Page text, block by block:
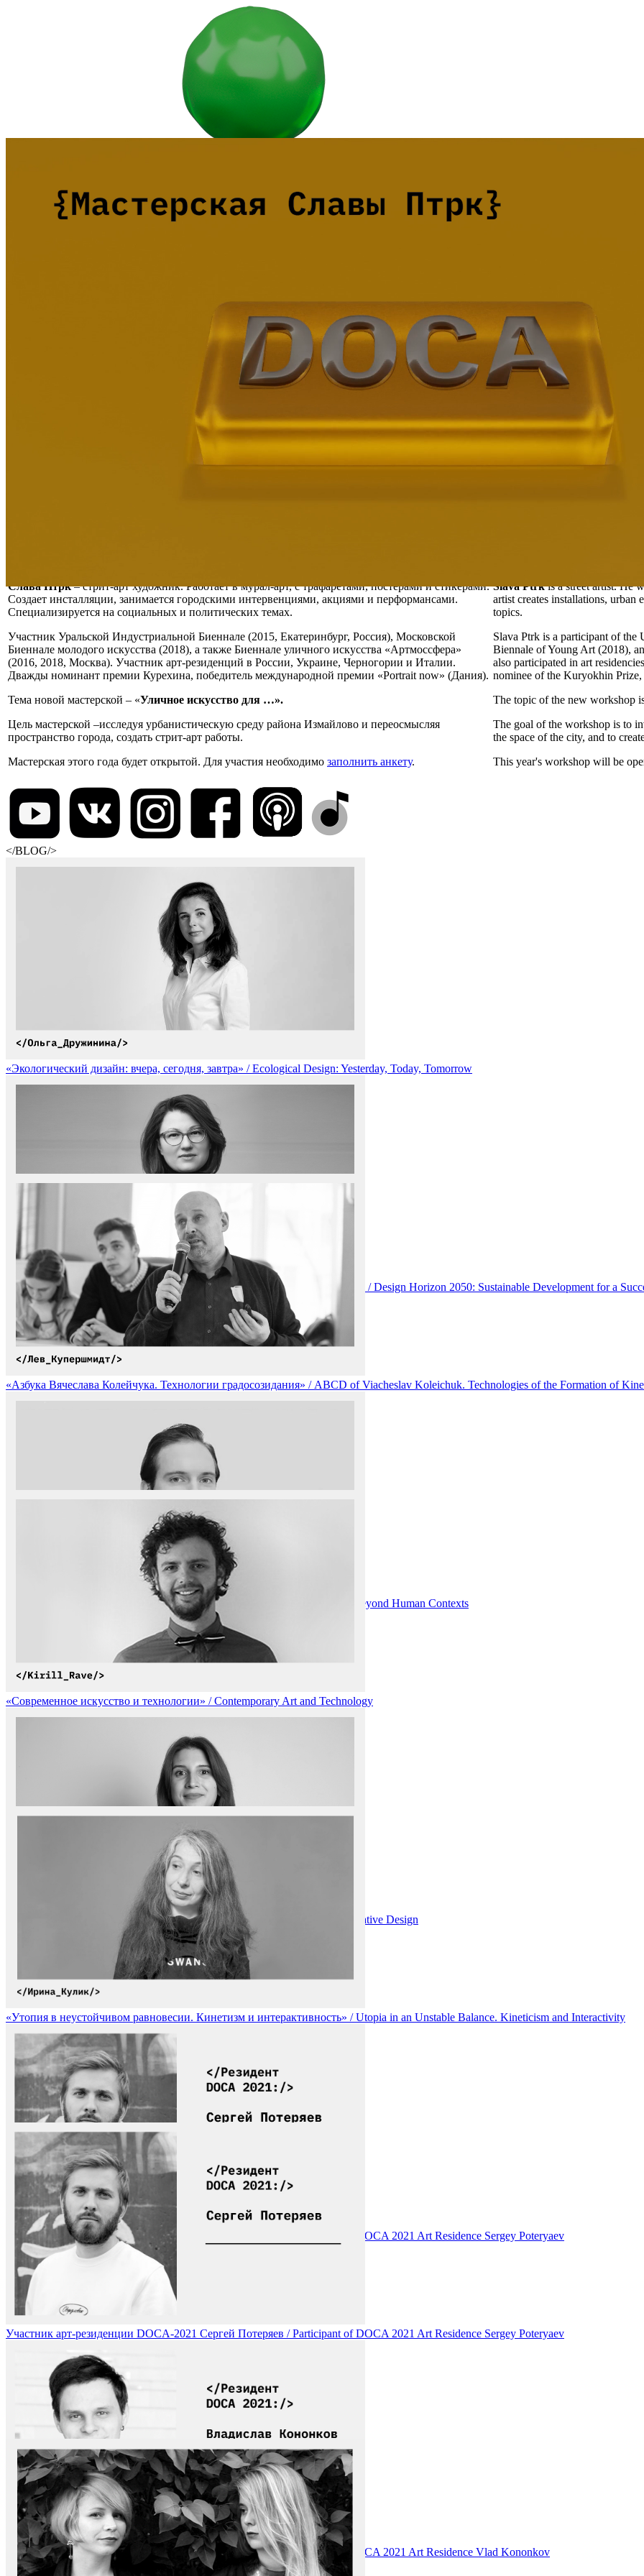
Слава Птрк– стрит-арт художник. Работает в мурал-арт, с трафаретами, постерами и стикерами.
Создает инсталляции, занимается городскими интервенциями, акциями и перформансами.
Специализируется на социальных и политических темах.
Участник Уральской Индустриальной Биеннале (2015, Екатеринбург, Россия), Московской
Биеннале молодого искусства (2018), а также Биеннале уличного искусства «Артмоссфера»
(2016, 2018, Москва). Участник арт-резиденций в России, Украине, Черногории и Италии.
Дважды номинант премии Курехина, победитель международной премии «Portrait now» (Дания).
Тема новой мастерской – «Уличное искусство для …».
Цель мастерской –исследуя урбанистическую среду района Измайлово и переосмысляя
пространство города, создать стрит-арт работы.
Мастерская этого года будет открытой. Для участия необходимо заполнить анкету.
Slava Ptrkis a street artist. He
artist creates installations, urban
topics.
Slava Ptrk is a participant of the
Biennale of Young Art (2018),
also participated in art
nominee of the Kuryokhin
The topic of the new workshop
The goal of the workshop is to
the space of the city, and to
This year's workshop will be
</BLOG/>
«Экологический дизайн: вчера, сегодня, завтра» / Ecological Design: Yesterday, Today, Tomorrow
«Горизонт дизайна 2050: устойчивое развитие для успешного будущего» / Design Horizon 2050: Sustainable Development for a
«Азбука Вячеслава Колейчука. Технологии градосозидания» / ABCD of Viacheslav Koleichuk. Technologies of the Formation of
«Аспект человеческого вне человеческих контекстов» / Human Aspect Beyond Human Contexts
«Современное искусство и технологии» / Contemporary Art and Technology
«Биомимикрия и генеративное проектирование» / Biomimicry and Generative Design
«Утопия в неустойчивом равновесии. Кинетизм и интерактивность» / Utopia in an Unstable Balance. Kineticism and Interactivity
Участник арт-резиденции DOCA-2021 Сергей Потеряев / Participant of DOCA 2021 Art Residence Sergey Poteryaev
Участник арт-резиденции DOCA-2021 Сергей Потеряев / Participant of DOCA 2021 Art Residence Sergey Poteryaev
Участник арт-резиденции DOCA-2021 Влад Кононков / Participant of DOCA 2021 Art Residence Vlad Kononkov